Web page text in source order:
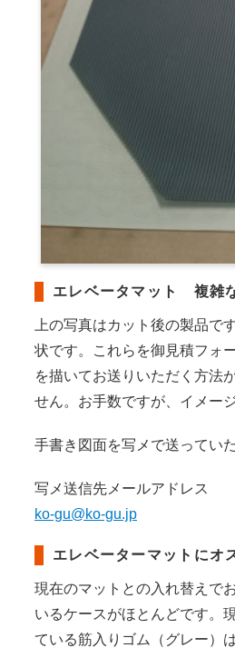
エレベータマット 複雑
上の写真はカット後の製品
状です。これらを御見積フォ
を描いてお送りいただく方法
せん。お手数ですが、イメー
手書き図面を写メで送ってい
写メ送信先メールアドレス
ko-gu@ko-gu.jp
エレベーターマットにオ
現在のマットとの入れ替えで
いるケースがほとんどです。
ている筋入りゴム（グレー）